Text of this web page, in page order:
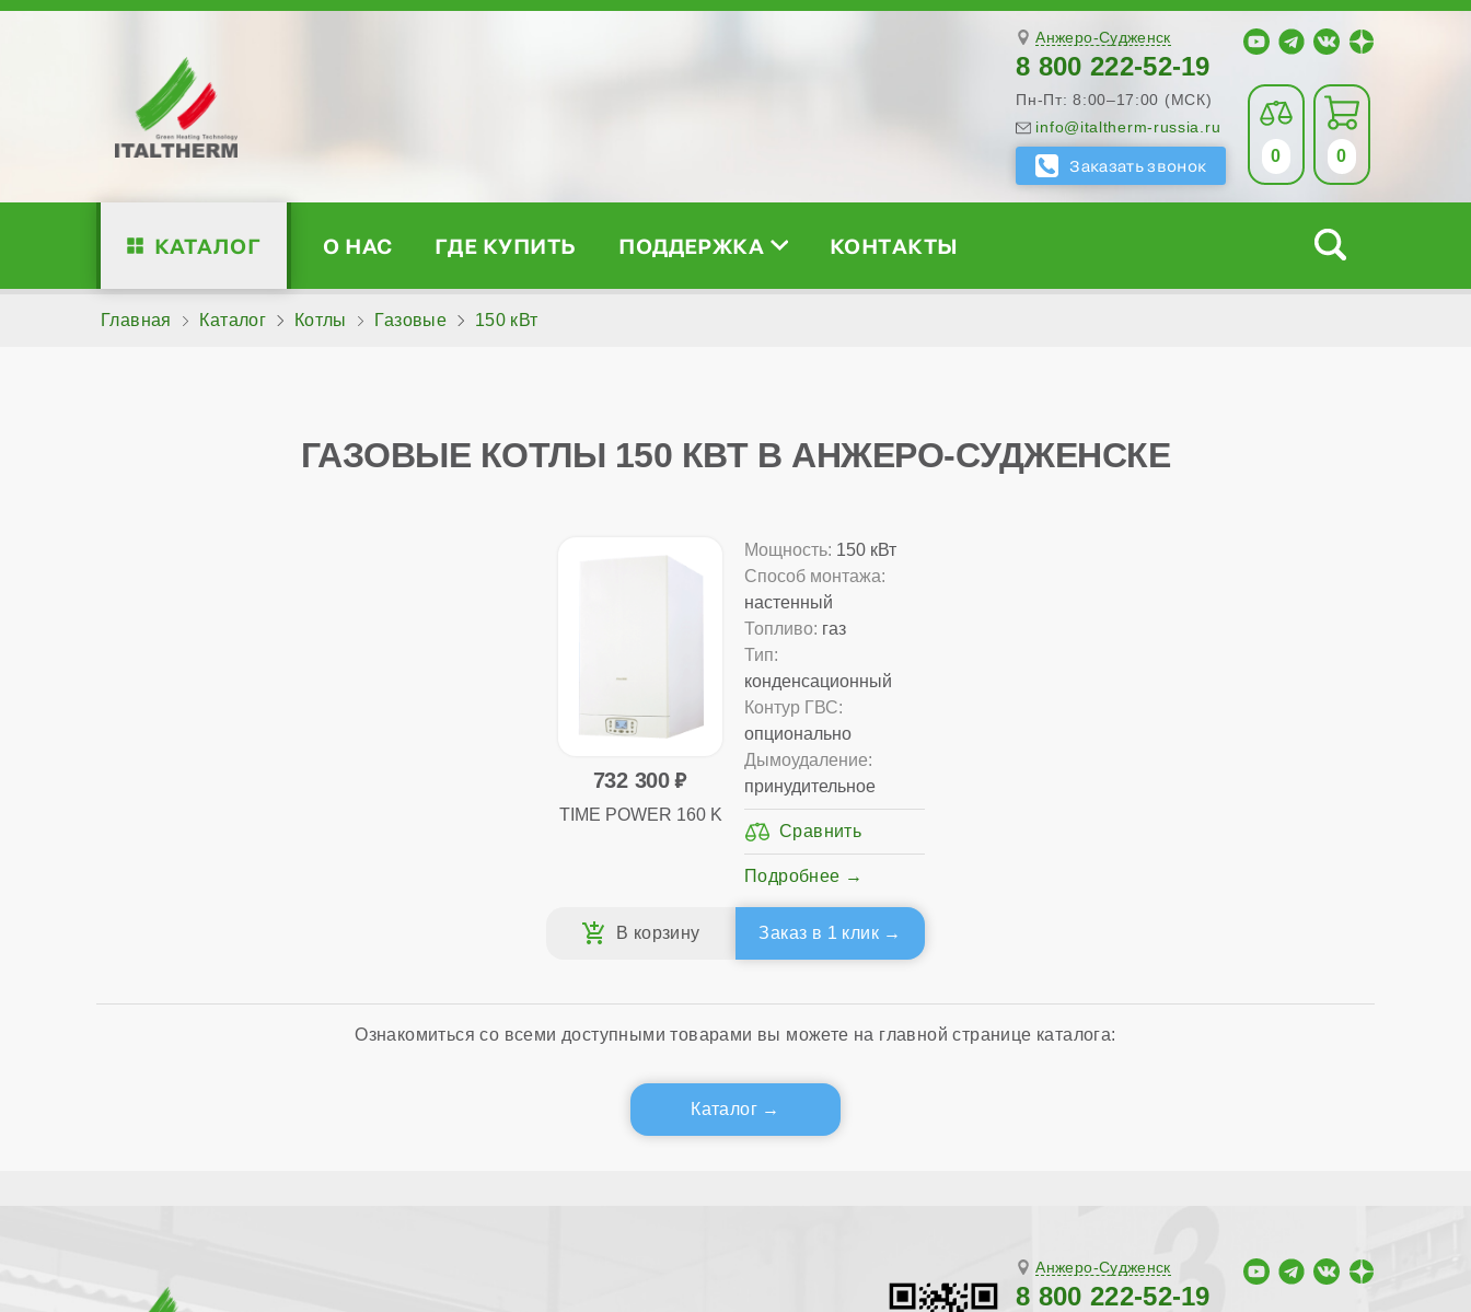
Анжеро-Судженск
8 800 222-52-19
Пн-Пт: 8:00–17:00 (МСК)
info@italtherm-russia.ru
0 0
КАТАЛОГ О НАС ГДЕ КУПИТЬ ПОДДЕРЖКА КОНТАКТЫ
Главная Каталог Котлы Газовые 150 кВт
ГАЗОВЫЕ КОТЛЫ 150 КВТ В АНЖЕРО-СУДЖЕНСКЕ
732 300
TIME POWER 160 K
Мощность: 150 кВт
Способ монтажа:
настенный
Топливо: газ
Тип:
конденсационный
Контур ГВС:
опционально
Дымоудаление:
принудительное
Подробнее
Заказ в 1 клик
Ознакомиться со всеми доступными товарами вы можете на главной странице каталога:
Каталог
Анжеро-Судженск
8 800 222-52-19